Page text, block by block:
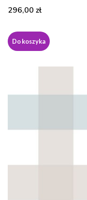
Cena
296,00 zł
Do koszyka